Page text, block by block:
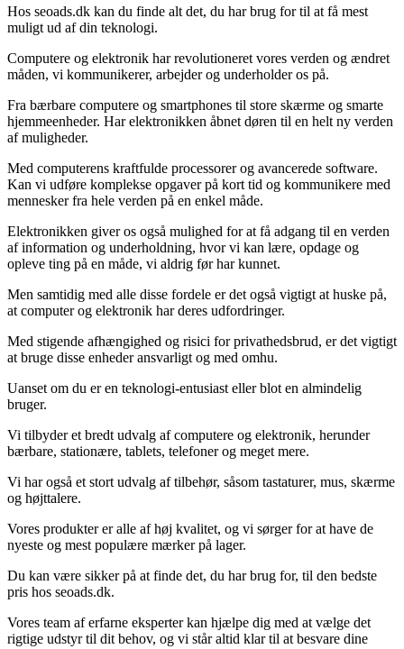
Hos seoads.dk kan du finde alt det, du har brug for til at få mest
muligt ud af din teknologi.
Computere og elektronik har revolutioneret vores verden og ændret
måden, vi kommunikerer, arbejder og underholder os på.
Fra bærbare computere og smartphones til store skærme og smarte
hjemmeenheder. Har elektronikken åbnet døren til en helt ny verden
af muligheder.
Med computerens kraftfulde processorer og avancerede software.
Kan vi udføre komplekse opgaver på kort tid og kommunikere med
mennesker fra hele verden på en enkel måde.
Elektronikken giver os også mulighed for at få adgang til en verden
af information og underholdning, hvor vi kan lære, opdage og
opleve ting på en måde, vi aldrig før har kunnet.
Men samtidig med alle disse fordele er det også vigtigt at huske på,
at computer og elektronik har deres udfordringer.
Med stigende afhængighed og risici for privathedsbrud, er det vigtigt
at bruge disse enheder ansvarligt og med omhu.
Uanset om du er en teknologi-entusiast eller blot en almindelig
bruger.
Vi tilbyder et bredt udvalg af computere og elektronik, herunder
bærbare, stationære, tablets, telefoner og meget mere.
Vi har også et stort udvalg af tilbehør, såsom tastaturer, mus, skærme
og højttalere.
Vores produkter er alle af høj kvalitet, og vi sørger for at have de
nyeste og mest populære mærker på lager.
Du kan være sikker på at finde det, du har brug for, til den bedste
pris hos seoads.dk.
Vores team af erfarne eksperter kan hjælpe dig med at vælge det
rigtige udstyr til dit behov, og vi står altid klar til at besvare dine